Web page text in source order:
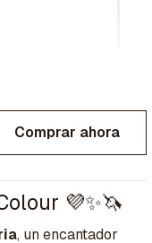
Comprar ahora
💜✨🦄
, un encantador